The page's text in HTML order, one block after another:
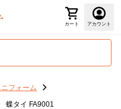
カート アカウント
フォーム
蝶タイ FA9001